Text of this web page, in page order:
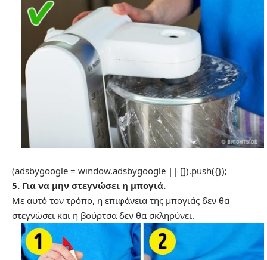
(adsbygoogle = window.adsbygoogle || []).push({});
5. Για να μην στεγνώσει η μπογιά.
Με αυτό τον τρόπο, η επιφάνεια της μπογιάς δεν θα
στεγνώσει και η βούρτσα δεν θα σκληρύνει.